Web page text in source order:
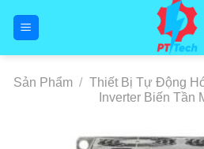
Sản Phẩm / Thiết Bị Tự Động
Inverter Biến Tần